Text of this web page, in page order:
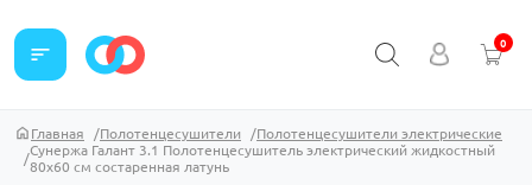
sort 0
Главная Полотенцесушители
Полотенцесушители электрические
Сунержа Галант 3.1 Полотенцесушитель электрический жидкостный
80х60 см состаренная латунь